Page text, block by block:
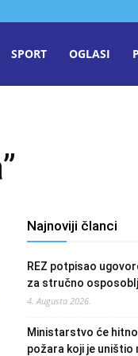
SPORT OGLASI
Najnoviji članci
REZ potpisao
za stručno
4. Augusta 2026.
Ministarstvo će
požara koji je uništio